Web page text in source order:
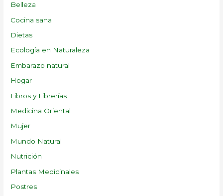
Belleza
Cocina sana
Dietas
Ecología en Naturaleza
Embarazo natural
Hogar
Libros y Librerías
Medicina Oriental
Mujer
Mundo Natural
Nutrición
Plantas Medicinales
Postres